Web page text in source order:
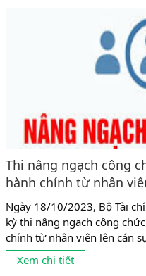
Thi nâng ngạch công
hành chính từ nhân
Ngày 18/10/2023, Bộ Tài
kỳ thi nâng ngạch công
chính từ nhân viên lên cán
chuyên viên lên chuyên
trung cấp lên kỹ thuật viên
Xem chi tiết